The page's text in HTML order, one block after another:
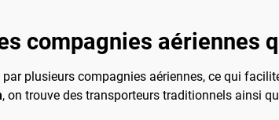
compagnies aériennes
plusieurs compagnies aériennes, ce qui
, on trouve des transporteurs traditionnels ainsi